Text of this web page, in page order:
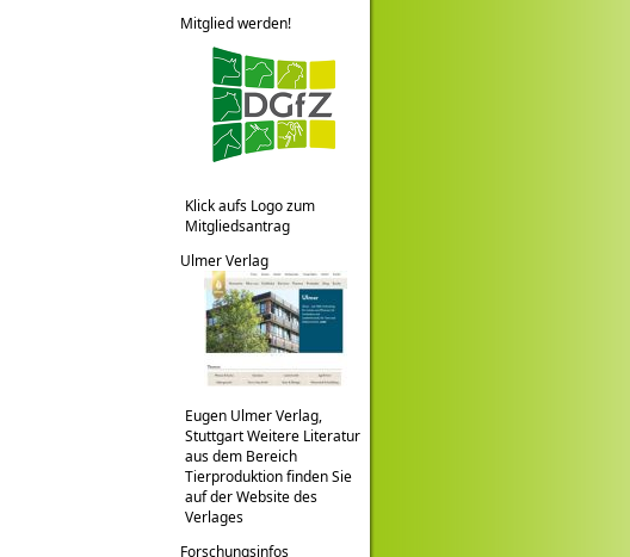
Mitglied werden!
Klick aufs Logo zum
Mitgliedsantrag
Ulmer Verlag
Eugen Ulmer Verlag,
Stuttgart Weitere Literatur
aus dem Bereich
Tierproduktion finden Sie
auf der Website des
Verlages
Forschungsinfos